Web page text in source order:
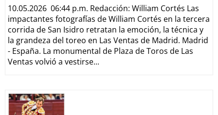
10.05.2026 06:44 p.m. Redacción: William Cortés Las
impactantes fotografías de William Cortés en la tercera
corrida de San Isidro retratan la emoción, la técnica y
la grandeza del toreo en Las Ventas de Madrid. Madrid
- España. La monumental de Plaza de Toros de Las
Ventas volvió a vestirse...